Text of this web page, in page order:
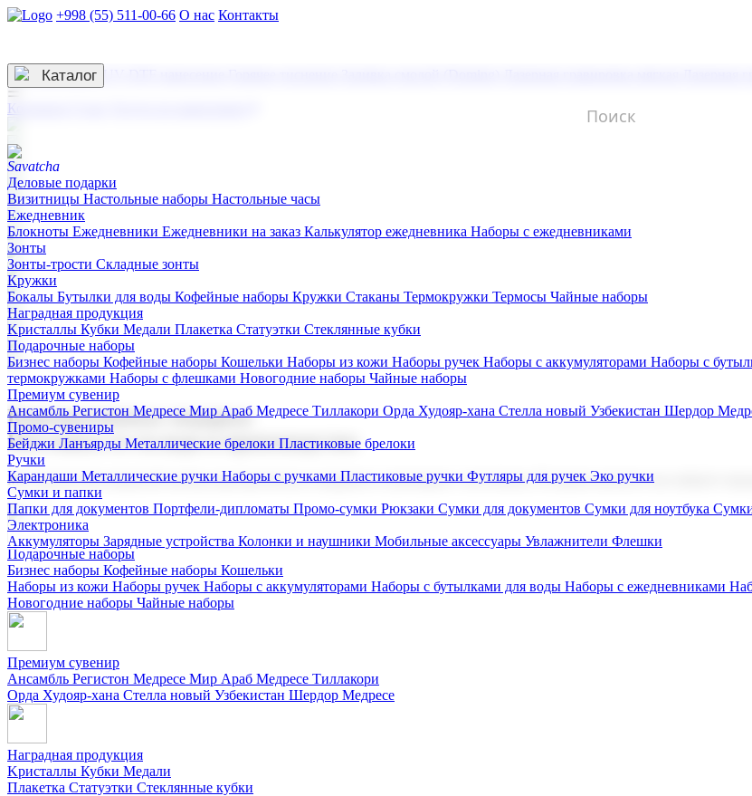
+998 (55) 511-00-66 О нас Контакты
3D гравировка
☰
Контакты
Каталог
Деловые подарки
Визитницы Настольные наборы Настольные часы
Ежедневник
Блокноты Ежедневники Ежедневники на заказ Калькулятор ежедневника Наборы с ежедневниками
Зонты
Зонты-трости Складные зонты
Кружки
Бокалы Бутылки для воды Кофейные наборы Кружки Стаканы Термокружки Термосы Чайные наборы
Наградная продукция
Kристаллы Кубки Медали Плакетка Статуэтки Стеклянные кубки
Подарочные наборы
Бизнес наборы Кофейные наборы Кошельки Наборы из кожи Наборы ручек Наборы с аккумуляторами Наборы с
термокружками Наборы с флешками Новогодние наборы Чайные наборы
Премиум сувенир
Ансамбль Регистон Медресе Мир Араб Медресе Тиллакори Орда Худояр-хана Стелла новый Узбекистан Шердор
Промо-сувениры
Бейджи Ланъярды Металлические брелоки Пластиковые брелоки
Ручки
Карандаши Металлические ручки Наборы с ручками Пластиковые ручки Футляры для ручек Эко ручки
Сумки и папки
Папки для документов Портфели-дипломаты Промо-сумки Рюкзаки Сумки для документов Сумки для ноутбука
Электроника
Аккумуляторы Зарядные устройства Колонки и наушники Мобильные аксессуары Увлажнители Флешки
Корпоративные подарки
Поставка со склада и производство
Мы предлагаем широкий выбор корпоративных подарков и сувениров с логотипом. В нашем каталоге вы найдете
Подарочные наборы
Бизнес наборы Кофейные наборы Кошельки
Наборы из кожи Наборы ручек Наборы с аккумуляторами Наборы с бутылками для воды Наборы с ежедневниками
Новогодние наборы Чайные наборы
Премиум сувенир
Ансамбль Регистон Медресе Мир Араб Медресе Тиллакори
Орда Худояр-хана Стелла новый Узбекистан Шердор Медресе
Наградная продукция
Kристаллы Кубки Медали
Плакетка Статуэтки Стеклянные кубки